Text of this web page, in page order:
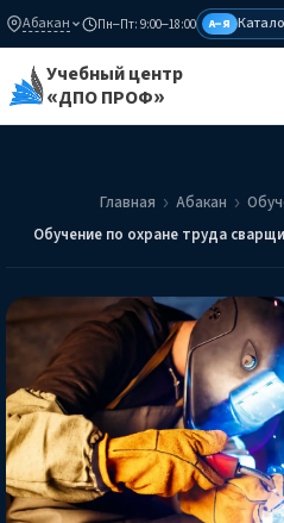
Абакан Пн–Пт: 9:00–18:00 А–Я
Учебный центр
«ДПО ПРОФ»
Главная Абакан
Обучение по охране труда